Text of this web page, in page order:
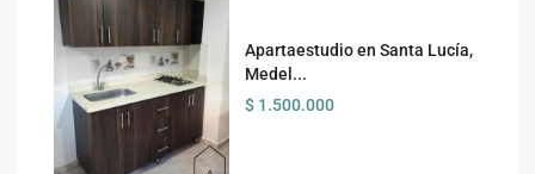
Apartaestudio en Santa Lucía,
Medel...
$ 1.500.000